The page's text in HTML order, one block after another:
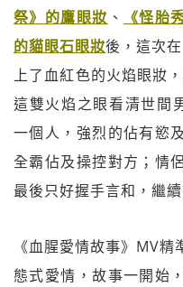
祭》的鷹眼妝 、 《怪胎
的貓眼石眼妝後，這次
上了血紅色的火焰眼妝
這雙火焰之眼看清世間
一個人，強烈的佔有慾
全霸佔及操控對方；情
最後只好握手言和，繼
《血腥愛情故事》MV
態式愛情，故事一開始